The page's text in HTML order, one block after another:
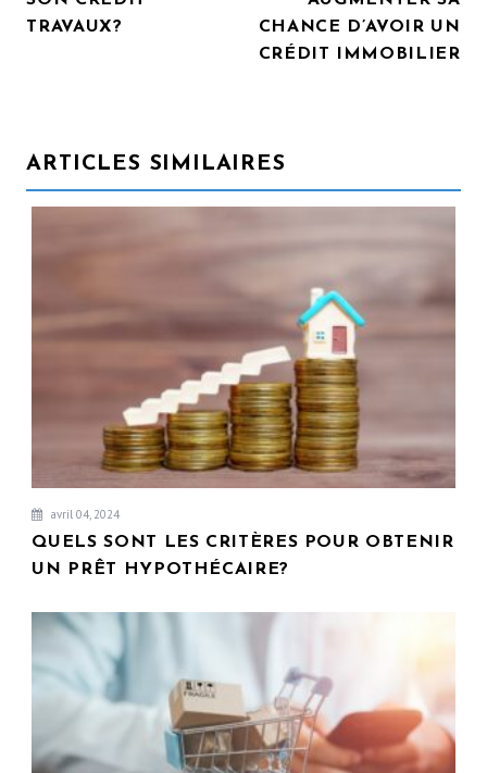
L’ARTICLE
TRAVAUX?
CHANCE D’AVOIR UN
CRÉDIT IMMOBILIER
ARTICLES SIMILAIRES
avril 04, 2024
QUELS SONT LES CRITÈRES POUR OBTENIR
UN PRÊT HYPOTHÉCAIRE?